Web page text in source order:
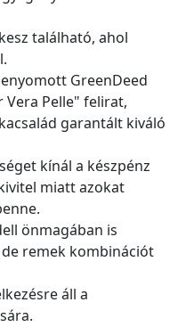
található, ahol
GreenDeed
Vera Pelle" felirat,
garantált kiváló
kínál a készpénz
miatt azokat
önmagában is
remek kombinációt
áll a